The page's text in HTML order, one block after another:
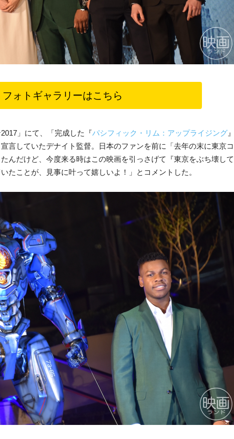
フォトギャラリーはこちら
」にて、「完成した『パシフィック・リム：アップライジング 』
言していたデナイト監督。日本のファンを前に「去年の末に東京コ
んだけど、今度来る時はこの映画を引っさげて『東京をぶち壊して
たことが、見事に叶って嬉しいよ！」とコメントした。